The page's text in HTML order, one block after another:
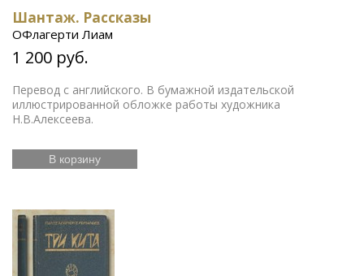
Шантаж. Рассказы
ОФлагерти Лиам
1 200 руб.
Перевод с английского. В бумажной издательской
иллюстрированной обложке работы художника
Н.В.Алексеева.
В корзину